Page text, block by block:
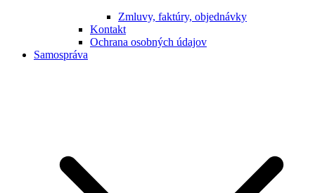
Zmluvy, faktúry, objednávky
Kontakt
Ochrana osobných údajov
Samospráva